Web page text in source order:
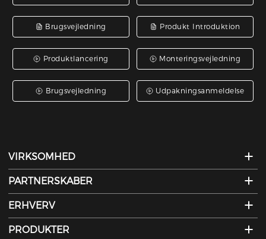
Brugsvejledning Produkt Introduktion
Produktlancering Monteringsvejledning
Brugsvejledning Udpakningsanmeldelse
VIRKSOMHED
PARTNERSKABER
ERHVERV
PRODUKTER